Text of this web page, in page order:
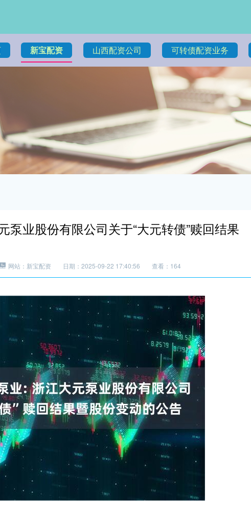
新宝配资 山西配资公司 可转债配资业务
泵业股份有限公司关于“大元转债”赎回结果
网站：新宝配资 日期：2025-09-22 17:40:56 查看：164
0.93% 北证50 1134.24 11.37